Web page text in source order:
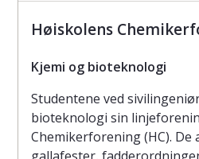
Høiskolens
Kjemi og bioteknologi
Studentene ved
bioteknologi sin
Chemikerforening (HC).